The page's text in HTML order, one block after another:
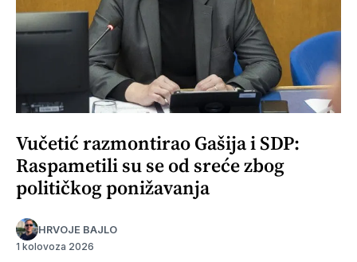
Vučetić razmontirao Gašija i SDP:
Raspametili su se od sreće zbog
političkog ponižavanja
HRVOJE BAJLO
1 kolovoza 2026